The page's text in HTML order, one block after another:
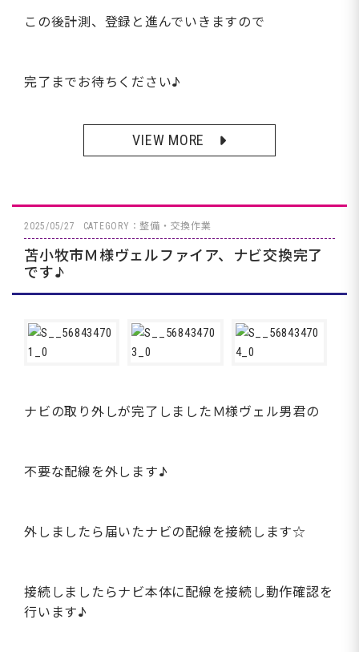
この後計測、登録と進んでいきますので
完了までお待ちください♪
VIEW MORE
2025/05/27 CATEGORY：整備・交換作業
苫小牧市Ｍ様ヴェルファイア、ナビ交換完了
です♪
ナビの取り外しが完了しましたＭ様ヴェル男君の
不要な配線を外します♪
外しましたら届いたナビの配線を接続します☆
接続しましたらナビ本体に配線を接続し動作確認を
行います♪